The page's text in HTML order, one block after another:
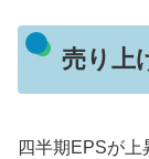
売り上
四半期EPSが